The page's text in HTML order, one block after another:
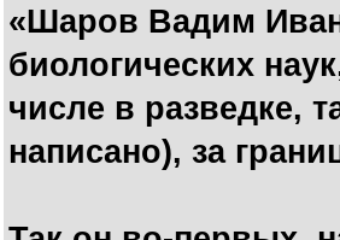
«Шаров Вадим
биологических
числе в разведке,
написано), за